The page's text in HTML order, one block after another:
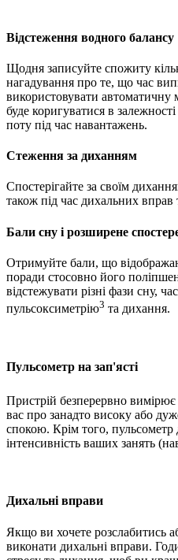
Відстеження водного балансу
Щодня записуйте спожиту
нагадування про те, що час
використовувати автоматичну
буде коригуватися в
поту під час навантажень.
Стеження за диханням
Спостерігайте за своїм
також під час дихальних вправ
Бали сну і розширене
Отримуйте бали, що
поради стосовно його
відстежувати різні фази сну,
пульсоксиметрію3 та дихання.
Пульсометр на зап'ясті
Пристрій безперервно вимірює
вас про занадто високу або
спокою. Крім того, пульсометр
інтенсивність ваших занять
Дихальні вправи
Якщо ви хочете розслабитись
виконати дихальні вправи.